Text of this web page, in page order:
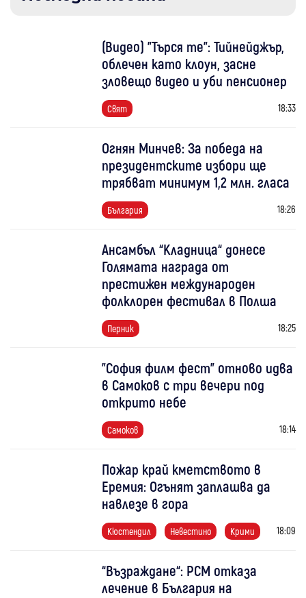
(Видео) "Търся те": Тийнейджър,
облечен като клоун, засне
зловещо видео и уби пенсионер
Свят 18:33
Огнян Минчев: За победа на
президентските избори ще
трябват минимум 1,2 млн. гласа
България 18:26
Ансамбъл “Кладница“ донесе
Голямата награда от
престижен международен
фолклорен фестивал в Полша
Перник 18:25
"София филм фест" отново идва
в Самоков с три вечери под
открито небе
Самоков 18:14
Пожар край кметството в
Еремия: Огънят заплашва да
навлезе в гора
Кюстендил Невестино Крими 18:09
“Възраждане“: РСМ отказа
лечение в България на